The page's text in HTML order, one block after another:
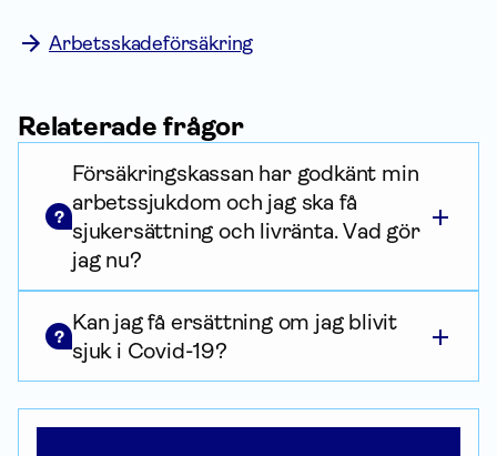
Arbetsskadeförsäkring
Relaterade frågor
?
Försäkringskassan har godkänt min
arbetssjukdom och jag ska få
sjukersättning och livränta. Vad gör
jag nu?
?
Kan jag få ersättning om jag blivit
sjuk i Covid-19?